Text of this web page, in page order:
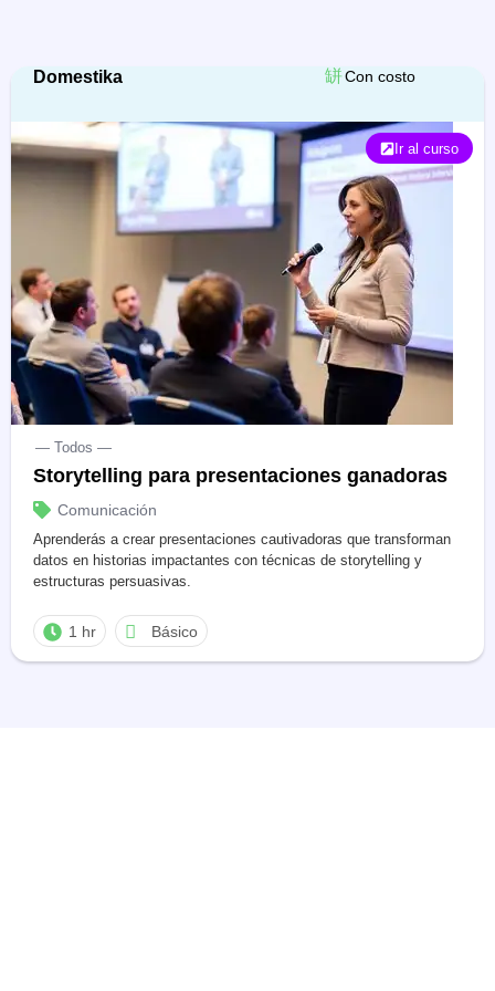
Domestika Con costo
Ir al curso
— Todos —
Storytelling para presentaciones ganadoras
Comunicación
Aprenderás a crear presentaciones cautivadoras que transforman
datos en historias impactantes con técnicas de storytelling y
estructuras persuasivas.
1 hr Básico